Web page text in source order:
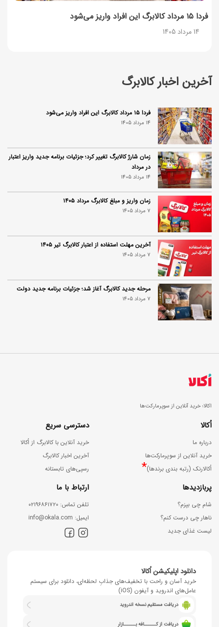
آخرین اخبار کالابرگ
فردا ۱۵ مرداد کالابرگ این افراد واریز می‌شود
14 مرداد 1405
زمان شارژ کالابرگ تغییر کرد؛ جزئیات برنامه جدید واریز اعتبار
در مرداد
14 مرداد 1405
زمان واریز و مبلغ کالابرگ مرداد ۱۴۰۵
7 مرداد 1405
آخرین مهلت استفاده از اعتبار کالابرگ تیر ۱۴۰۵
7 مرداد 1405
مرحله جدید کالابرگ آغاز شد؛ جزئیات برنامه جدید دولت
7 مرداد 1405
فردا ۱۵ مرداد کالابرگ این افراد واریز می‌شود
14 مرداد 1405
اکالا؛ خرید آنلاین از سوپرمارکت‌ها
اُکالا
درباره ما
خرید آنلاین از سوپرمارکت‌ها
اُکالارنک (رتبه بندی برندها)*
دسترسی سریع
خرید آنلاین با کالابرگ از اُکالا
آخرین اخبار کالابرگ
رسپی‌های تابستانه
پربازدیدها
شام چی بپزم؟
ناهار چی درست کنم؟
لیست غذای جدید
ارتباط با ما
ﺗﻠﻔﻦ ﺗﻤﺎس: ۰۲۱۹۶۸۶۱۷۲۰
اﯾﻤﯿﻞ: info@okala.com
دانلود اپلیکیشن اُکالا
خرید آسان و راحت با تخفیف‌های جذابِ لحظه‌ای، دانلود برای سیستم
عامل‌های اندروید و آیفون (iOS)
دریافت مستقیم نسخه اندروید
دریافت از کــــــافه بــــــازار